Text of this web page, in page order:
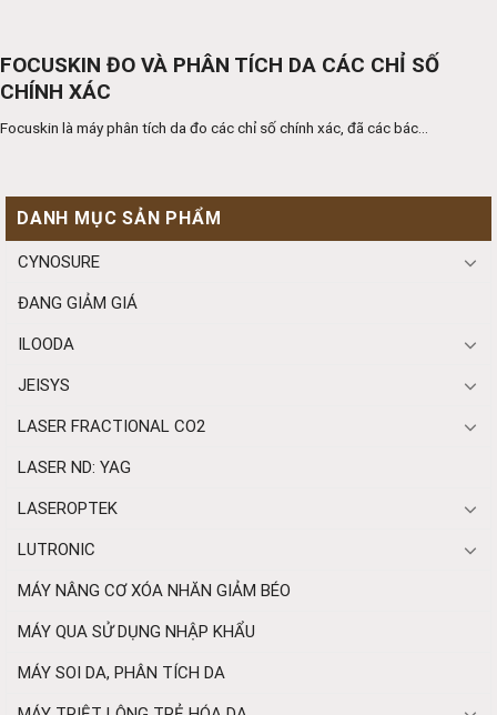
FOCUSKIN ĐO VÀ PHÂN TÍCH DA CÁC CHỈ SỐ
CHÍNH XÁC
Focuskin là máy phân tích da đo các chỉ số chính xác, đã các bác...
DANH MỤC SẢN PHẨM
CYNOSURE
ĐANG GIẢM GIÁ
ILOODA
JEISYS
LASER FRACTIONAL CO2
LASER ND: YAG
LASEROPTEK
LUTRONIC
MÁY NÂNG CƠ XÓA NHĂN GIẢM BÉO
MÁY QUA SỬ DỤNG NHẬP KHẨU
MÁY SOI DA, PHÂN TÍCH DA